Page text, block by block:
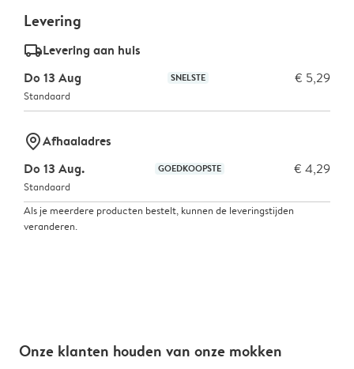
Levering
delivery_standard_v2Levering aan huis
Do 13 Aug
SNELSTE € 5,29
Standaard
marker-pinAfhaaladres
Do 13 Aug.
GOEDKOOPSTE € 4,29
Standaard
Als je meerdere producten bestelt, kunnen de leveringstijden
veranderen.
Onze klanten houden van onze mokken